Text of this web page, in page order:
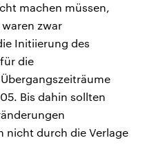
machen müssen,
zwar
Initiierung des
die
Bis dahin sollten
nicht durch die Verlage